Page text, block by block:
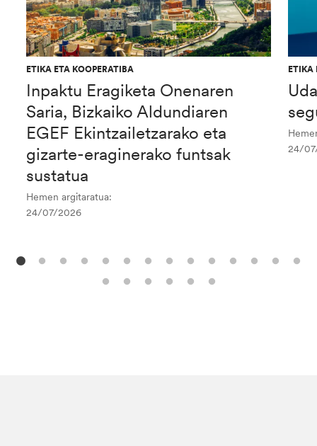
ETIKA ETA KOOPERATIBA
Inpaktu Eragiketa Onenaren
Saria, Bizkaiko Aldundiaren
EGEF Ekintzailetzarako eta
gizarte-eraginerako funtsak
sustatua
Hemen argitaratua:
24/07/2026
ETIKA
24/